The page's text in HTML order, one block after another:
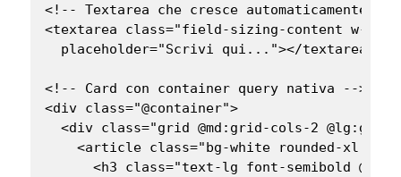
<!-- Textarea che cresce automaticamente
<textarea class="field-sizing-content w-full
  placeholder="Scrivi qui..."></textarea>
<!-- Card con container query nativa -->
<div class="@container">
<div class="grid @md:grid-cols-2
<article class="bg-white rounded-xl p-6
<h3 class="text-lg font-semibold